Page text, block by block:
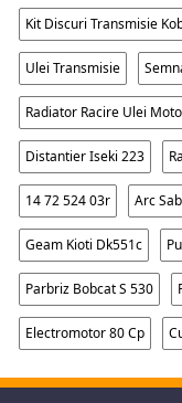
Kit Discuri Transmisie
Ulei Transmisie
Radiator Racire Ulei
Distantier Iseki 223
14 72 524 03r Arc
Geam Kioti Dk551c
Parbriz Bobcat S 530
Electromotor 80 Cp